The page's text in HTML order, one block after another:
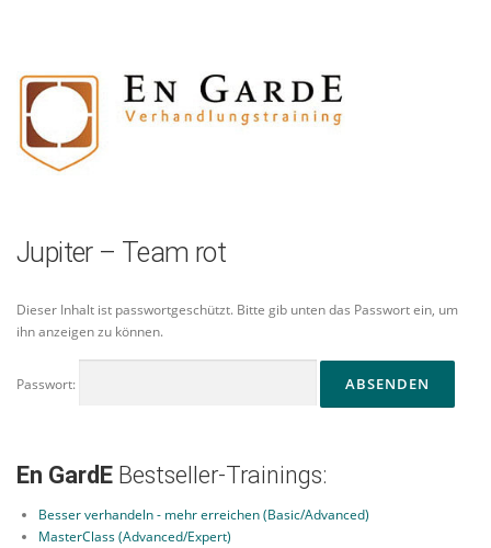
Jupiter – Team rot
Dieser Inhalt ist passwortgeschützt. Bitte gib unten das Passwort ein, um
ihn anzeigen zu können.
Passwort:
En GardE Bestseller-Trainings:
Besser verhandeln - mehr erreichen (Basic/Advanced)
MasterClass (Advanced/Expert)